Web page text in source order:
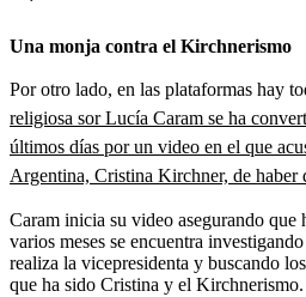
Una monja contra el Kirchnerismo
Por otro lado, en las plataformas hay
religiosa sor Lucía Caram se ha
últimos días por un video en el que
Argentina, Cristina Kirchner, de haber
Caram inicia su video asegurando que
varios meses se encuentra
realiza la vicepresidenta y buscando
que ha sido Cristina y el Kirchnerismo.